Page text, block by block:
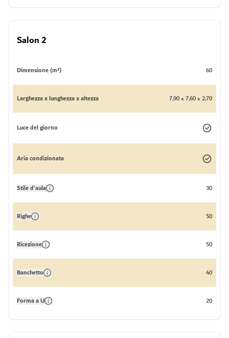
Salon 2
Dimensione (m²) 60
Larghezza x lunghezza x altezza 7,90 x 7,60 x 2,70
Luce del giorno
Aria condizionata
Stile d'aula 30
Righe 50
Ricezione 50
Banchetto 40
Forma a U 20